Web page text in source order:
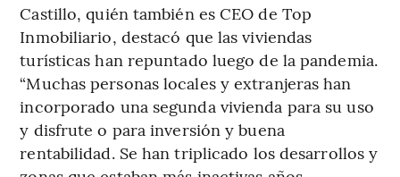
Castillo, quién también es CEO de Top
Inmobiliario, destacó que las viviendas
turísticas han repuntado luego de la pandemia.
“Muchas personas locales y extranjeras han
incorporado una segunda vivienda para su uso
y disfrute o para inversión y buena
rentabilidad. Se han triplicado los desarrollos y